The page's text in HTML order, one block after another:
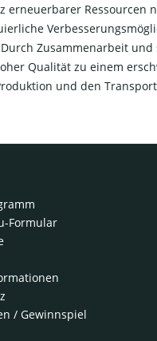
erneuerbarer Ressourcen
Zusammenarbeit
Qualität zu einem
und den
Formular
/ Gewinnspiel